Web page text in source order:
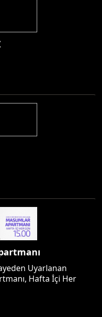
Uyarlanan
Hafta İçi Her